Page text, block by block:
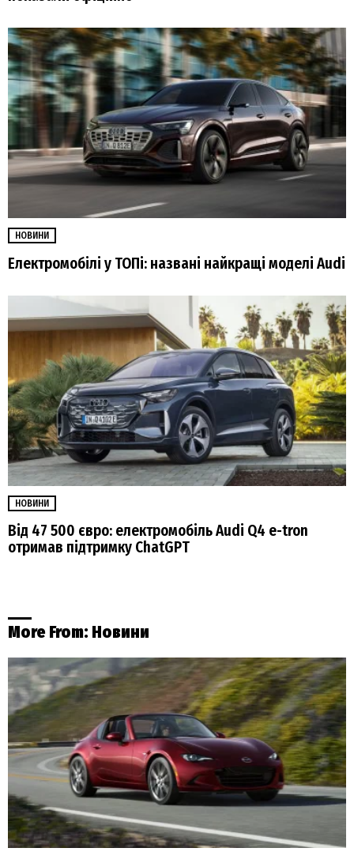
НОВИНИ
Електромобілі у ТОПі: названі найкращі моделі Audi
НОВИНИ
Від 47 500 євро: електромобіль Audi Q4 e-tron
отримав підтримку ChatGPT
More From: Новини